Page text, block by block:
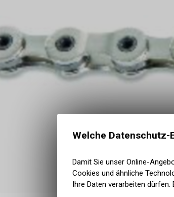
Welche Datenschutz-
Damit Sie unser Online-
Cookies und ähnliche
Ihre Daten verarbeiten